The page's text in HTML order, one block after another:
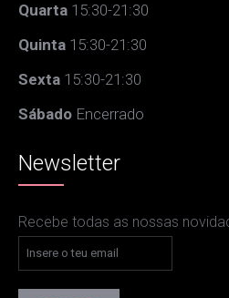
Quarta 15:30-21:30
Quinta 15:30-21:30
Sexta 15:30-21:30
Sábado Encerrado
Newsletter
Recebe todas as nossas